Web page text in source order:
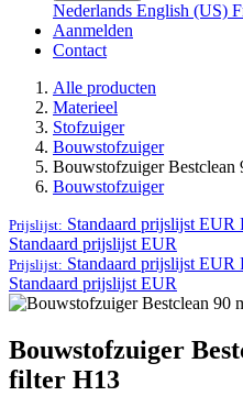
Nederlands English (US)
Aanmelden
Contact
Alle producten
Materieel
Stofzuiger
Bouwstofzuiger
Bouwstofzuiger Bestclean
Bouwstofzuiger
Prijslijst: Standaard prijslijst EUR
Standaard prijslijst EUR
Prijslijst: Standaard prijslijst EUR
Standaard prijslijst EUR
Bouwstofzuiger
filter H13